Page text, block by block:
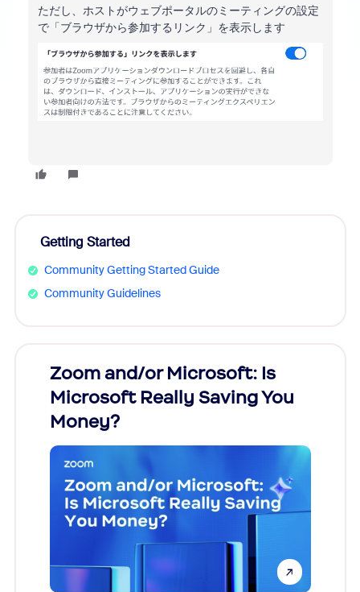
ただし、ホストがウェブポータルのミーティングの設定
で「ブラウザから参加するリンク」を表示します
Getting Started
Community Getting Started Guide
Community Guidelines
Zoom and/or Microsoft: Is
Microsoft Really Saving You
Money?